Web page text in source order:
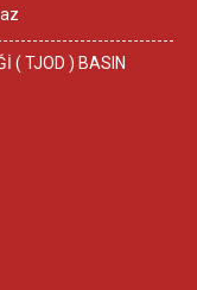
( TJOD ) BASIN